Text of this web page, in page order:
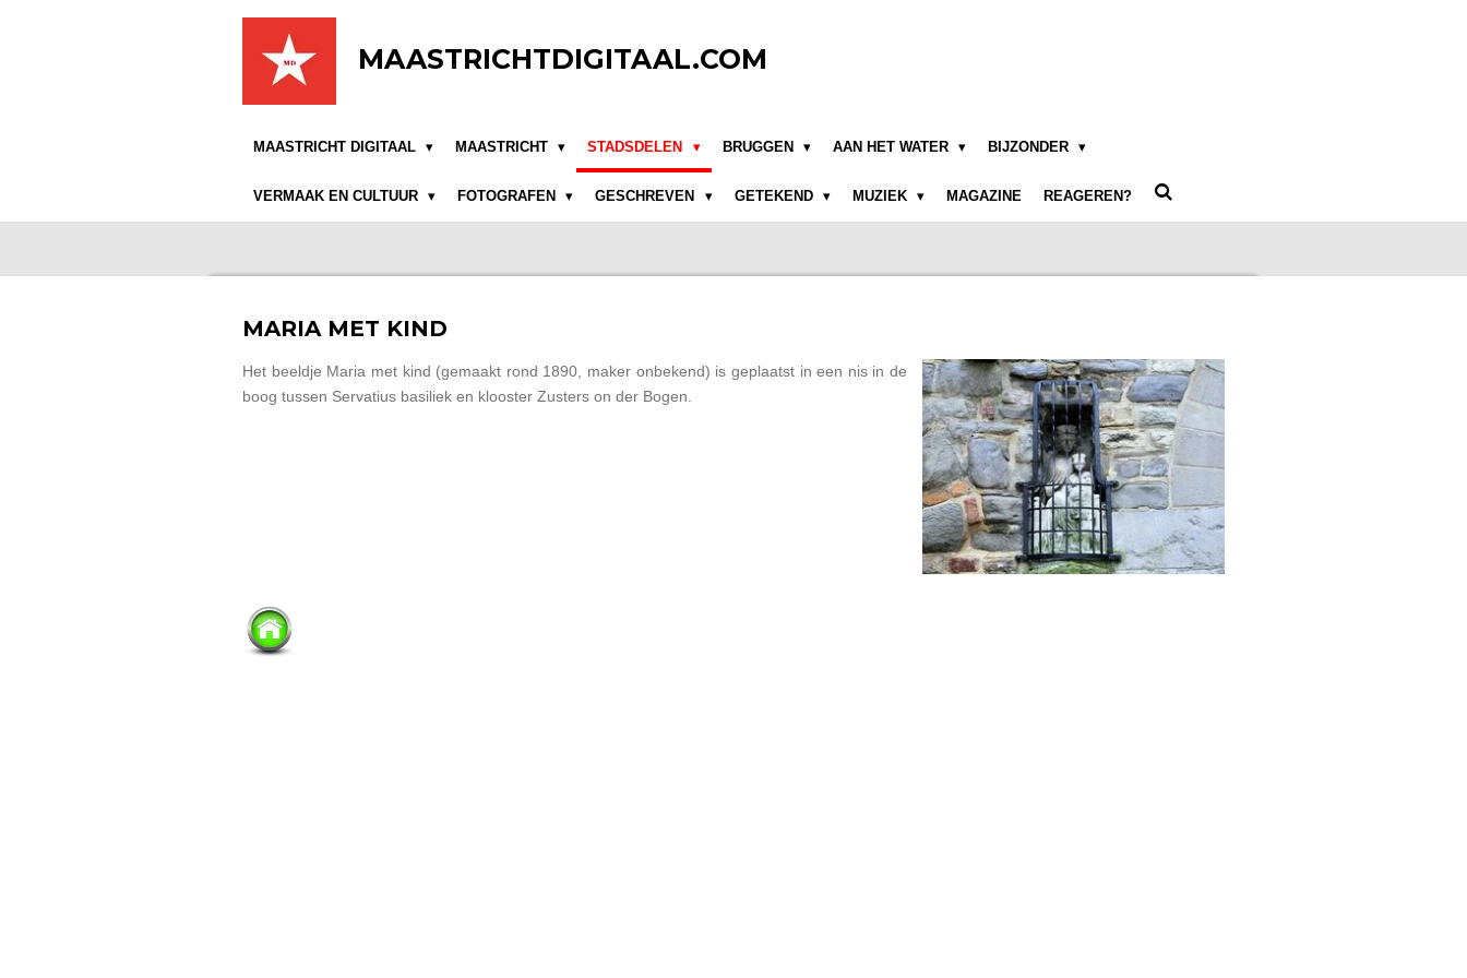
MAASTRICHTDIGITAAL.COM
MAASTRICHT DIGITAAL MAASTRICHT STADSDELEN BRUGGEN AAN HET WATER BIJZONDER
VERMAAK EN CULTUUR FOTOGRAFEN GESCHREVEN GETEKEND MUZIEK MAGAZINE REAGEREN?
MARIA MET KIND
Het beeldje Maria met kind (gemaakt rond 1890, maker onbekend) is geplaatst in een nis in de
boog tussen Servatius basiliek en klooster Zusters on der Bogen.